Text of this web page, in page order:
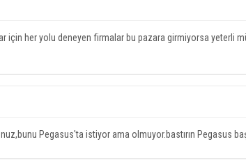
için her yolu deneyen firmalar bu pazara girmiyorsa yeterli
Pegasus'ta istiyor ama olmuyor.bastırın Pegasus